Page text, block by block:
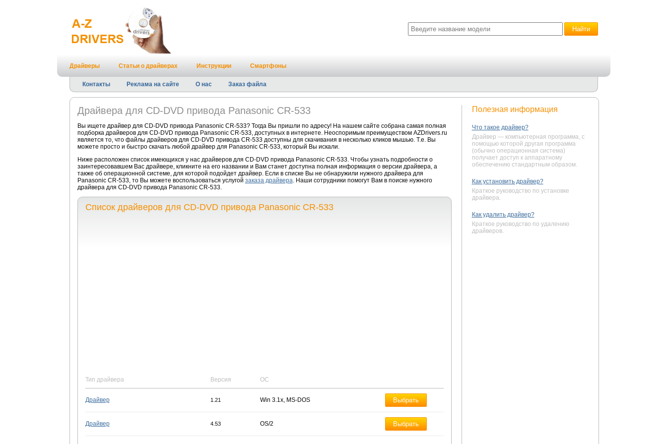
Драйверы Статьи о драйверах Инструкции Смартфоны
Контакты Реклама на сайте О нас Заказ файла
Драйвера для CD-DVD привода Panasonic CR-533
Вы ищете драйвер для CD-DVD привода Panasonic CR-533? Тогда Вы пришли по адресу! На нашем сайте собрана самая полная
подборка драйверов для CD-DVD привода Panasonic CR-533, доступных в интернете. Неоспоримым преимуществом AZDrivers.ru
является то, что файлы драйверов для CD-DVD привода CR-533 доступны для скачивания в несколько кликов мышью. Т.е. Вы
можете просто и быстро скачать любой драйвер для Panasonic CR-533, который Вы искали.
Ниже расположен список имеющихся у нас драйверов для CD-DVD привода Panasonic CR-533. Чтобы узнать подробности о
заинтересовавшем Вас драйвере, кликните на его названии и Вам станет доступна полная информация о версии драйвера, а
также об операционной системе, для которой подойдет драйвер. Если в списке Вы не обнаружили нужного драйвера для
Panasonic CR-533, то Вы можете воспользоваться услугой заказа драйвера. Наши сотрудники помогут Вам в поиске нужного
драйвера для CD-DVD привода Panasonic CR-533.
Список драйверов для CD-DVD привода Panasonic CR-533
Тип драйвера Версия ОС
Драйвер 1.21 Win 3.1x, MS-DOS Выбрать
Драйвер 4.53 OS/2 Выбрать
Полезная информация
Что такое драйвер?
Драйвер — компьютерная программа, с
помощью которой другая программа
(обычно операционная система)
получает доступ к аппаратному
обеспечению стандартным образом.
Как установить драйвер?
Краткое руководство по установке
драйвера.
Как удалить драйвер?
Краткое руководство по удалению
драйверов.